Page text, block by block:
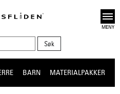
Open
BARN MATERIALPAKKER